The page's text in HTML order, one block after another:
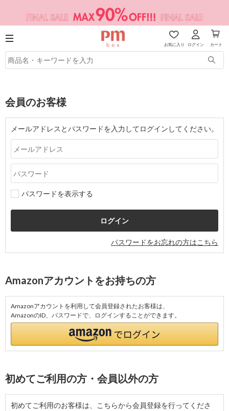
お気に入り ログイン カート
会員のお客様
メールアドレスとパスワードを入力してログインしてください。
パスワードを表示する
パスワードをお忘れの方はこちら
Amazonアカウントをお持ちの方
Amazonアカウントを利用して会員登録されたお客様は、
AmazonのID、パスワードで、ログインすることができます。
初めてご利用の方・会員以外の方
初めてご利用のお客様は、こちらから会員登録を行ってくださ